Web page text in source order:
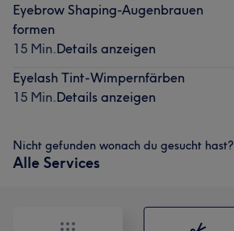
Eyebrow Shaping-Augenbrauen
formen
15 Min.Details anzeigen
Eyelash Tint-Wimpernfärben
15 Min.Details anzeigen
Nicht gefunden wonach du gesucht hast?
Alle Services